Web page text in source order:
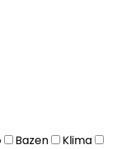
Bazen
Klima